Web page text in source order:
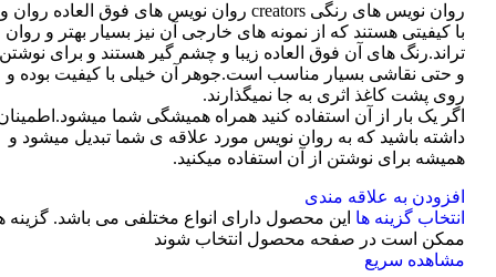
روان نویس های رنگی creators روان نویس های فوق العاده روان و
با کیفیتی هستند که از نمونه های خارجی آن نیز بسیار بهتر و روان
تراند.رنگ های آن فوق العاده زیبا و چشم گیر هستند و برای نوشتن
و حتی نقاشی بسیار مناسب است.جوهر آن خیلی با کیفیت بوده و
روی پشت کاغذ اثری به جا نمیگذارند.
اگر یک بار از آن استفاده کنید همراه همیشگی شما
داشته باشید که به روان نویس مورد علاقه ی شما تبدیل میشود و
همیشه برای نوشتن از آن استفاده میکنید.
افزودن به علاقه مندی
انتخاب گزینه ها این محصول دارای انواع مختلفی می باشد. گزینه
ممکن است در صفحه محصول انتخاب شوند
مشاهده سریع